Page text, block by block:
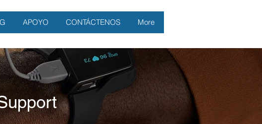
APOYO CONTÁCTENOS More